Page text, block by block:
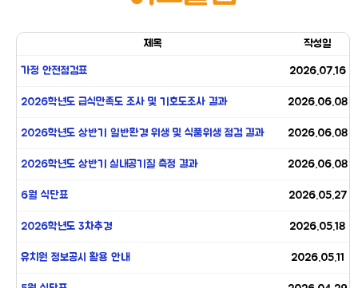
제목 작성일
가정 안전점검표 2026.07.16
2026학년도 급식만족도 조사 및 기호도조사 결과 2026.06.08
2026학년도 상반기 일반환경 위생 및 식품위생 점검 결과 2026.06.08
2026학년도 상반기 실내공기질 측정 결과 2026.06.08
6월 식단표 2026.05.27
2026학년도 3차추경 2026.05.18
유치원 정보공시 활용 안내 2026.05.11